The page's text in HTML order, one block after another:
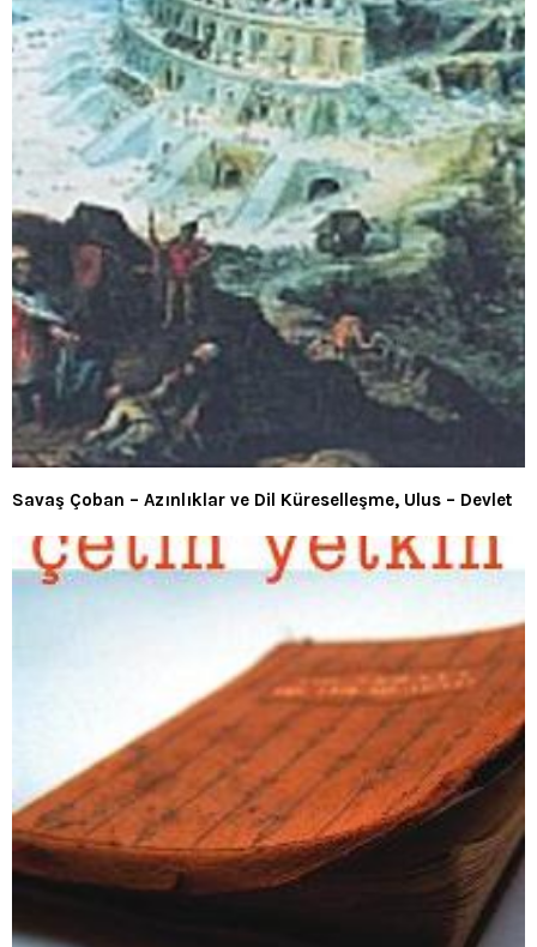
Savaş Çoban – Azınlıklar ve Dil Küreselleşme, Ulus – Devlet